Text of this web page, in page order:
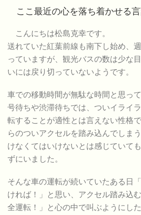
ここ最近の心を落ち着かせる言
こんにちは松島克幸です。
送れていた紅葉前線も南下し始め、
っていますが、観光バスの数は少な
いには戻り切っていないようです。
車での移動時間が無駄な時間と思っ
号待ちや渋滞待ちでは、ついイライ
転することが適性とは言えない性格
らのついアクセルを踏み込んでしま
けなくてはいけないとは感じていて
ずにいました。
そんな車の運転が続いていたある日
ければ！」と思い、アクセル踏み込
全運転！」と心の中で叫ぶようにし